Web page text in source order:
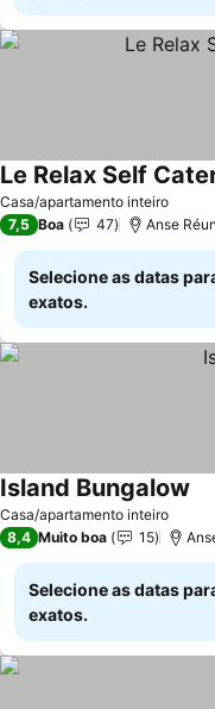
Casa/apartamento inteiro
Le Relax Self
7,5 Boa 47 Anse
Selecione as datas
exatos.
Casa/apartamento inteiro
Island Bungalow
8,4 Muito boa 15
Selecione as datas
exatos.